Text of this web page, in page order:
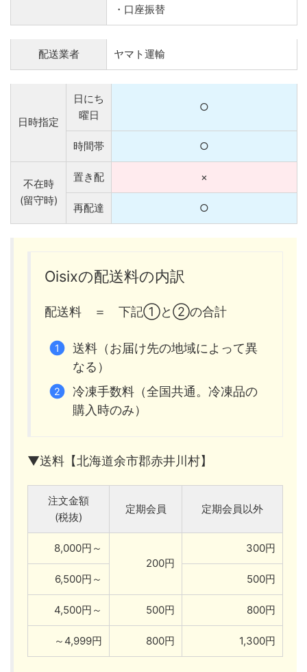
・口座振替
配送業者 ヤマト運輸
日時指定
日にち
曜日
○
時間帯 ○
不在時
(留守時)
置き配 ×
再配達 ○
Oisixの配送料の内訳
配送料 ＝ 下記①と②の合計
送料（お届け先の地域によって異
なる）
冷凍手数料（全国共通。冷凍品の
購入時のみ）
▼送料【北海道余市郡赤井川村】
注文金額
(税抜)
定期会員 定期会員以外
8,000円～
200円
300円
6,500円～ 500円
4,500円～ 500円 800円
～4,999円 800円 1,300円